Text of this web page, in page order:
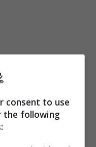
con della carta
una palla di
per un’altra
consent to use
the following